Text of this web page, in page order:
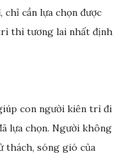
chỉ cần lựa chọn được
thì tương lai nhất định
con người kiên trì đi
lựa chọn. Người không
sóng gió của